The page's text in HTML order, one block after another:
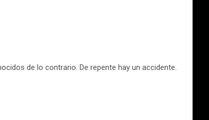
de lo contrario. De repente hay un accidente.